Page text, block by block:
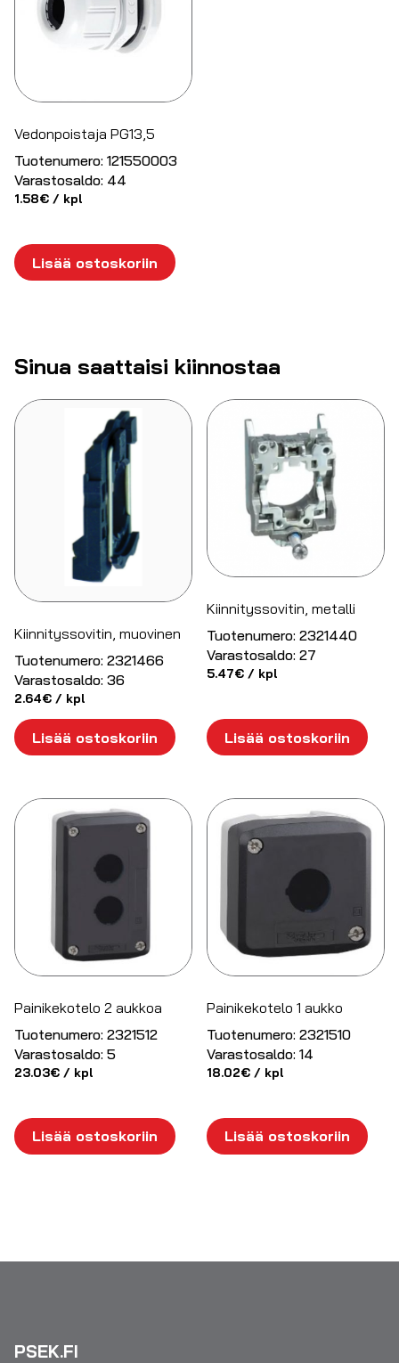
Vedonpoistaja PG13,5
Tuotenumero: 121550003
Varastosaldo: 44
1.58€ / kpl
Lisää ostoskoriin
Sinua saattaisi kiinnostaa
Kiinnityssovitin, muovinen
Tuotenumero: 2321466
Varastosaldo: 36
2.64€ / kpl
Lisää ostoskoriin
Kiinnityssovitin, metalli
Tuotenumero: 2321440
Varastosaldo: 27
5.47€ / kpl
Lisää ostoskoriin
Painikekotelo 2 aukkoa
Tuotenumero: 2321512
Varastosaldo: 5
23.03€ / kpl
Lisää ostoskoriin
Painikekotelo 1 aukko
Tuotenumero: 2321510
Varastosaldo: 14
18.02€ / kpl
Lisää ostoskoriin
PSEK.FI